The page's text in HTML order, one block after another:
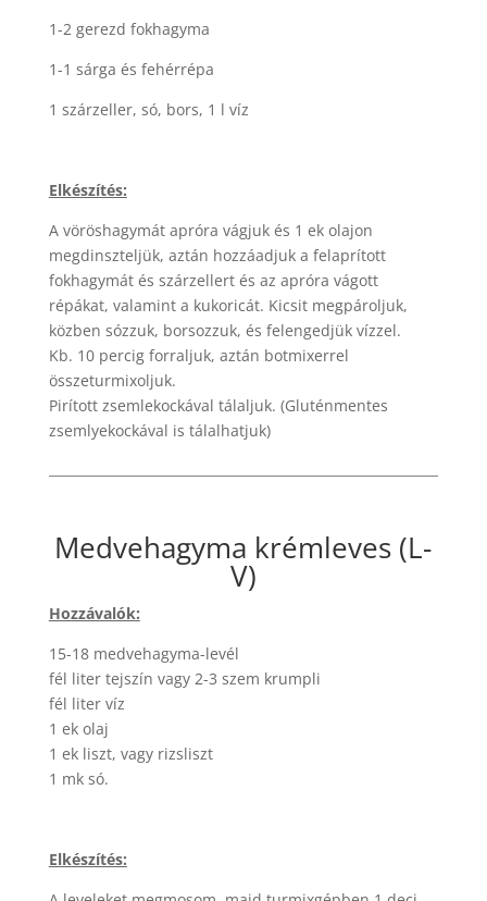
1-2 gerezd fokhagyma
1-1 sárga és fehérrépa
1 szárzeller, só, bors, 1 l víz
Elkészítés:
A vöröshagymát apróra vágjuk és 1 ek olajon
megdinszteljük, aztán hozzáadjuk a felaprított
fokhagymát és szárzellert és az apróra vágott
répákat, valamint a kukoricát. Kicsit megpároljuk,
közben sózzuk, borsozzuk, és felengedjük vízzel.
Kb. 10 percig forraljuk, aztán botmixerrel
összeturmixoljuk.
Pirított zsemlekockával tálaljuk. (Gluténmentes
zsemlyekockával is tálalhatjuk)
Medvehagyma krémleves (L-
V)
Hozzávalók:
15-18 medvehagyma-levél
fél liter tejszín vagy 2-3 szem krumpli
fél liter víz
1 ek olaj
1 ek liszt, vagy rizsliszt
1 mk só.
Elkészítés: